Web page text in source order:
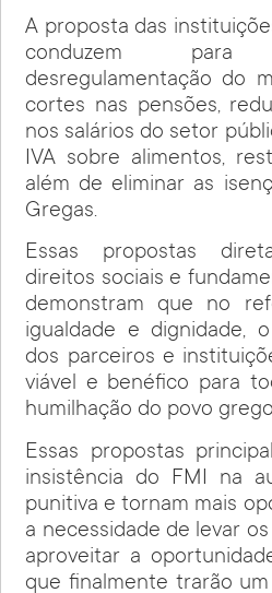
A proposta das
conduzem
desregulamentação do
cortes nas pensões,
nos salários do setor
IVA sobre alimentos,
além de eliminar as
Gregas.
Essas propostas
direitos sociais e
demonstram que no
igualdade e dignidade,
dos parceiros e
viável e benéfico para
humilhação do povo
Essas propostas
insistência do FMI na
punitiva e tornam mais
a necessidade de levar
aproveitar a
que finalmente trarão